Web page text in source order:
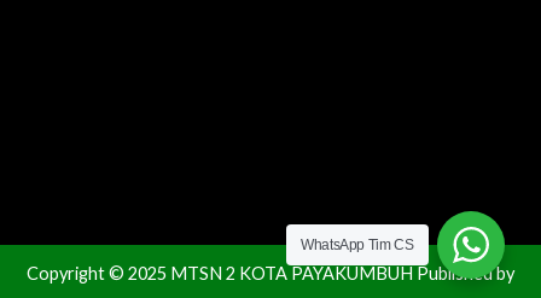
Copyright © 2025 MTSN 2 KOTA PAYAKUMBUH Published by
WhatsApp Tim CS